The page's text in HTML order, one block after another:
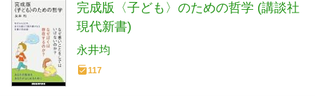
完成版〈子ども〉のための哲学 (講談社
現代新書)
永井均
117